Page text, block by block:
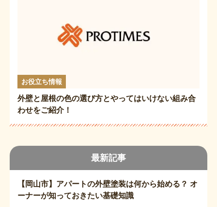
最新記事
【岡山市】アパートの外壁塗装は何から始める？ オ
ーナーが知っておきたい基礎知識
お役立ち情報
外壁と屋根の色の選び方とやってはいけない組み合
わせをご紹介！